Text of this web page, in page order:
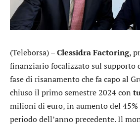
(Teleborsa) –Clessidra Factoring,
finanziario focalizzato sul supporto
fase di risanamento che fa capo al
chiuso il primo semestre 2024 con
milioni di euro, in aumento del
periodo dell’anno precedente. Il